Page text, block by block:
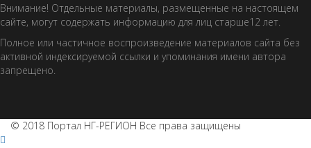
Внимание! Отдельные материалы, размещенные на настоящем
сайте, могут содержать информацию для лиц старше12 лет.
Полное или частичное воспроизведение материалов сайта без
активной индексируемой ссылки и упоминания имени автора
запрещено.
© 2018 Портал НГ-РЕГИОН Все права защищены